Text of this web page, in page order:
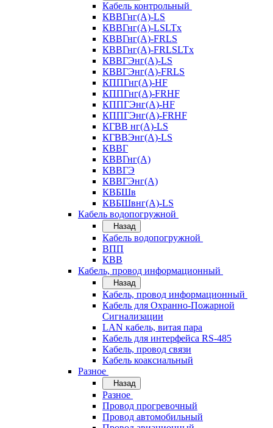
Кабель контрольный
КВВГнг(А)-LS
КВВГнг(А)-LSLTx
КВВГнг(А)-FRLS
КВВГнг(А)-FRLSLTx
КВВГЭнг(А)-LS
КВВГЭнг(А)-FRLS
КППГнг(А)-HF
КППГнг(А)-FRHF
КППГЭнг(А)-HF
КППГЭнг(А)-FRHF
КГВВ нг(А)-LS
КГВВЭнг(А)-LS
КВВГ
КВВГнг(А)
КВВГЭ
КВВГЭнг(А)
КВБШв
КВБШвнг(А)-LS
Кабель водопогружной
Назад
Кабель водопогружной
ВПП
КВВ
Кабель, провод информационный
Назад
Кабель, провод информационный
Кабель для Охранно-Пожарной
Сигнализации
LAN кабель, витая пара
Кабель для интерфейса RS-485
Кабель, провод связи
Кабель коаксиальный
Разное
Назад
Разное
Провод прогревочный
Провод автомобильный